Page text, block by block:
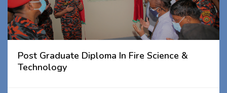
Post Graduate Diploma In Fire Science &
Technology